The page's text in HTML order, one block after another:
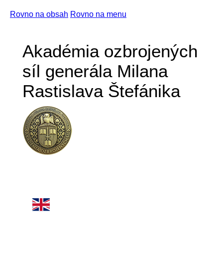
Rovno na obsah Rovno na menu
Akadémia ozbrojených
síl generála Milana
Rastislava Štefánika